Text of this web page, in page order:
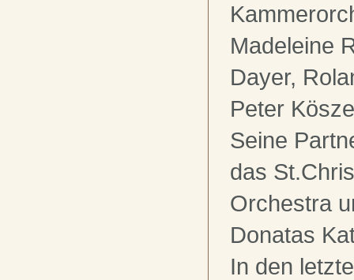
Madeleine
Dayer,
Peter
Seine
das
Orchestra
Donatas
In den